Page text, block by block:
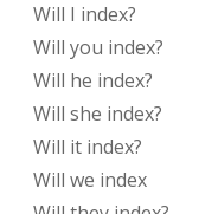
Will I index?
Will you index?
Will he index?
Will she index?
Will it index?
Will we index